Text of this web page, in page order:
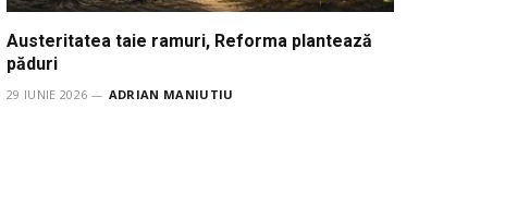
Austeritatea taie ramuri, Reforma plantează
păduri
29 IUNIE 2026 ADRIAN MANIUTIU